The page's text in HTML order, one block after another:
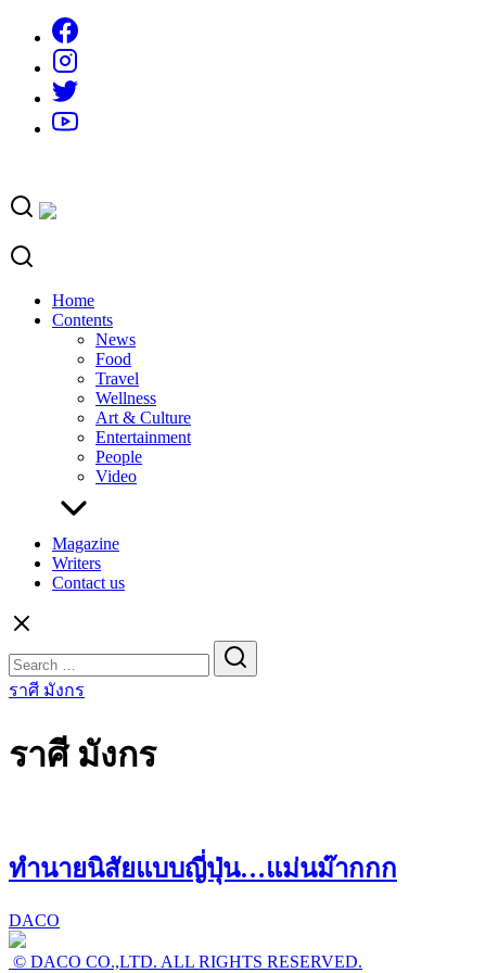
content
Home
Contents
News
Food
Travel
Wellness
Art & Culture
Entertainment
People
Video
Magazine
Writers
Contact us
for:
ราศี มังกร
ราศี มังกร
ทำนายนิสัยแบบญี่ปุ่น…แม่นม๊ากกก
DACO
© DACO CO.,LTD. ALL RIGHTS RESERVED.